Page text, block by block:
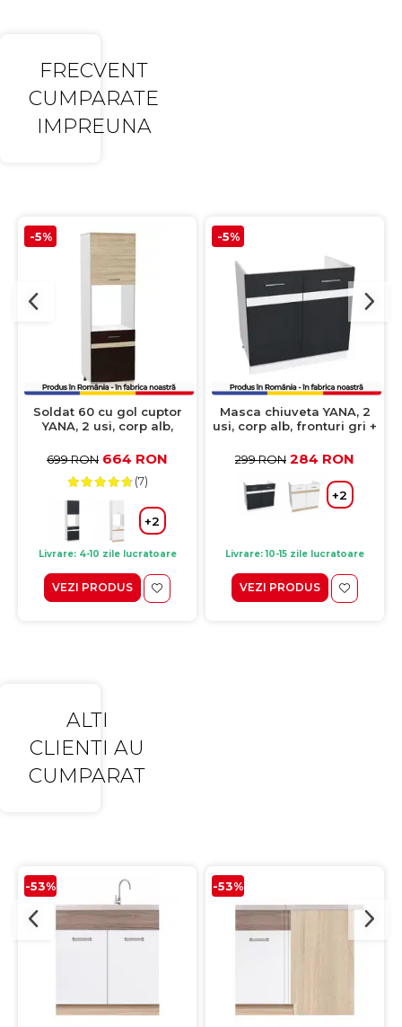
FRECVENT
CUMPARATE
IMPREUNA
-5%
Soldat 60 cu gol cuptor
YANA, 2 usi, corp alb,
sonoma deschis,
699 RON 664 RON
(7)
+2
Livrare: 4-10 zile lucratoare
VEZI PRODUS
-5%
Masca chiuveta YANA, 2
usi, corp alb, fronturi gri +
299 RON 284 RON
+2
Livrare: 10-15 zile lucratoare
VEZI PRODUS
ALTI
CLIENTI AU
CUMPARAT
-53% -53%